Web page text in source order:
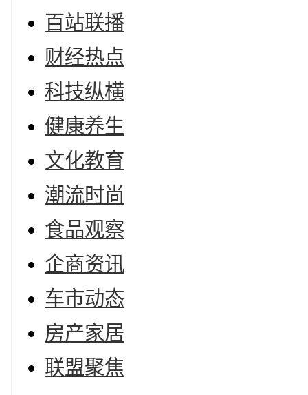
百站联播
财经热点
科技纵横
健康养生
文化教育
潮流时尚
食品观察
企商资讯
车市动态
房产家居
联盟聚焦